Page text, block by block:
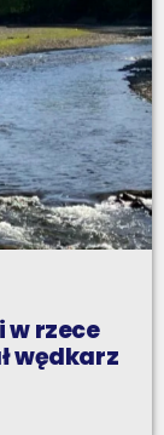
w rzece
wędkarz